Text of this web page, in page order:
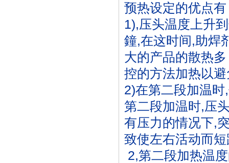
预热设定的优点
1),压头温度上升
鐘,在这时间,助焊
大的产品的散热
控的方法加热以
2)在第二段加温
第二段加温时,压
有压力的情况下,
致使左右活动而
2,第二段加热温